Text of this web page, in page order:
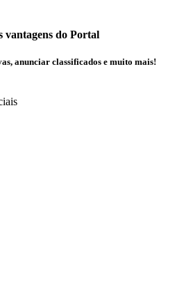
vantagens do Portal
anunciar classificados e muito mais!